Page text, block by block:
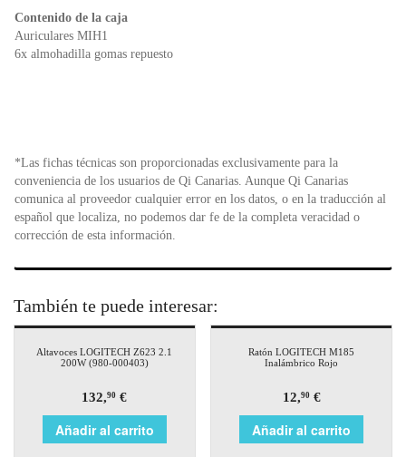
Contenido de la caja
Auriculares MIH1
6x almohadilla gomas repuesto
*Las fichas técnicas son proporcionadas exclusivamente para la
conveniencia de los usuarios de Qi Canarias. Aunque Qi Canarias
comunica al proveedor cualquier error en los datos, o en la traducción al
español que localiza, no podemos dar fe de la completa veracidad o
corrección de esta información.
También te puede interesar:
Altavoces LOGITECH Z623 2.1
200W (980-000403)
132,90 €
Añadir al carrito
Ratón LOGITECH M185
Inalámbrico Rojo
12,90€
Añadir al carrito